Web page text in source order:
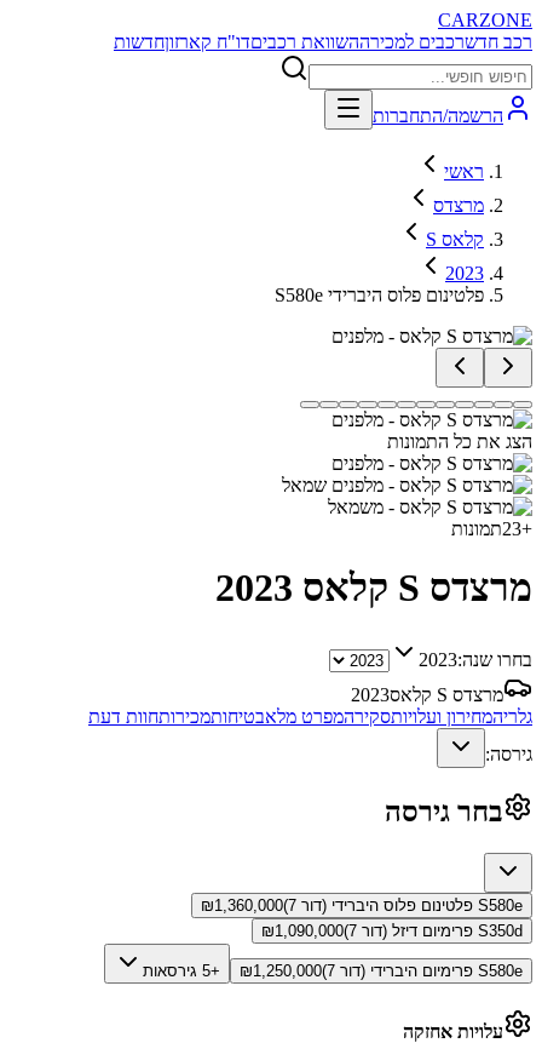
CARZONE
רכב חדשרכבים למכירההשוואת רכביםדו"ח קארזוןחדשות
הרשמה/התחברות
ראשי
מרצדס
S קלאס
2023
S580e פלטינום פלוס היברידי
הצג את כל התמונות
+
23תמונות
מרצדס S קלאס 2023
בחרו שנה:2023
מרצדס S קלאס
2023
גלריהמחירון ועלויותסקירהמפרט מלאבטיחותמכירותחוות דעת
גירסה:
בחר גירסה
S580e פלטינום פלוס היברידי (דור 7) ₪1,360,000
S350d פרימיום דיזל (דור 7)
₪1,090,000
S580e פרימיום היברידי (דור 7) ₪1,250,000 +5 גירסאות
עלויות אחזקה